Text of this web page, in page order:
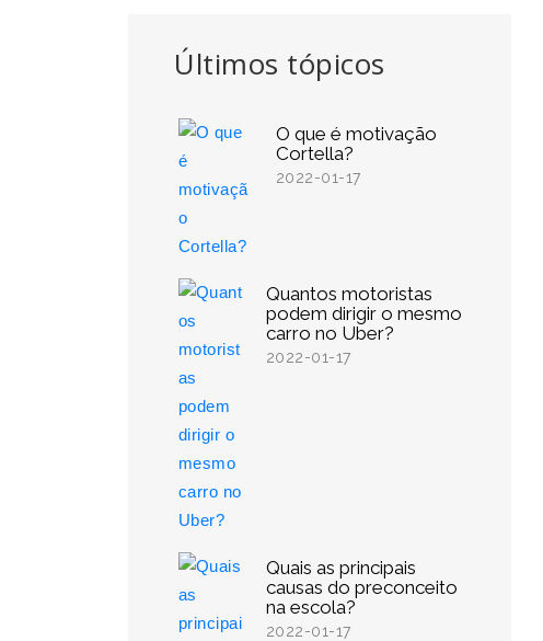
Últimos tópicos
O que é motivação
Cortella?
2022-01-17
Quantos motoristas
podem dirigir o mesmo
carro no Uber?
2022-01-17
Quais as principais
causas do preconceito
na escola?
2022-01-17